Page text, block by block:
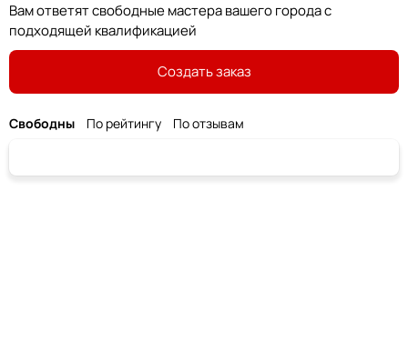
Вам ответят свободные мастера вашего города с
подходящей квалификацией
Создать заказ
Свободны По рейтингу По отзывам